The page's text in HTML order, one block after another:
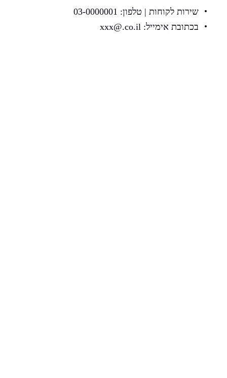
שירות לקוחות | טלפון: 03-0000001
בכתובת אימייל: xxx@.co.il